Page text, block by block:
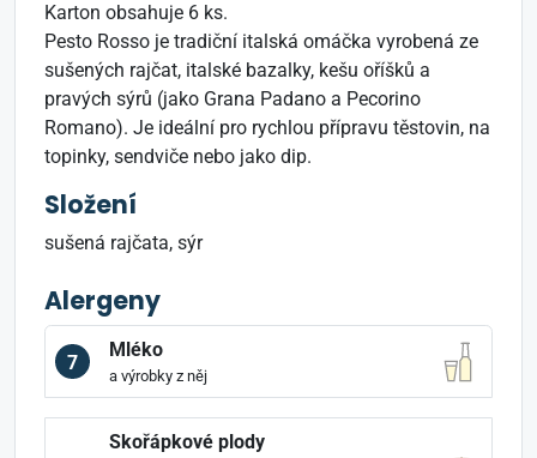
Karton obsahuje 6 ks.
Pesto Rosso je tradiční italská omáčka vyrobená ze
sušených rajčat, italské bazalky, kešu oříšků a
pravých sýrů (jako Grana Padano a Pecorino
Romano). Je ideální pro rychlou přípravu těstovin, na
topinky, sendviče nebo jako dip.
Složení
sušená rajčata, sýr
Alergeny
7
Mléko
a výrobky z něj
Skořápkové plody